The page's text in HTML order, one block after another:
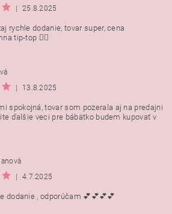
25.8.2025
rychle dodanie, tovar super, cena
tip-top 👍🏻
13.8.2025
spokojná, tovar som pozerala aj na predajni
ďalšie veci pre bábätko budem kupovať v
4.7.2025
dodanie , odporúčam 💕💕💕💕